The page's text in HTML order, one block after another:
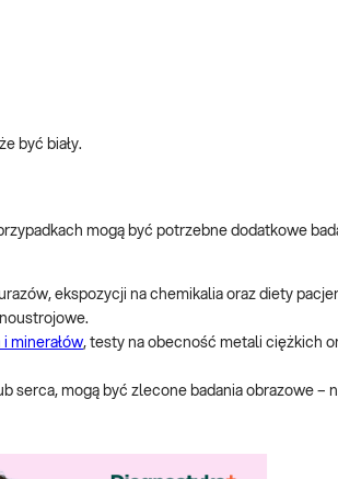
być biały.
mogą być potrzebne dodatkowe
ekspozycji na chemikalia oraz diety
minerałów, testy na obecność metali ciężkich
serca, mogą być zlecone badania obrazowe –